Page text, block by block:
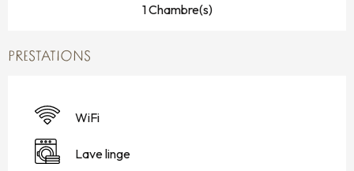
1 Chambre(s)
PRESTATIONS
WiFi
Lave linge